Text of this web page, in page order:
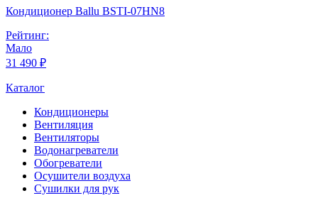
Кондиционер Ballu BSTI-07HN8
Рейтинг:
Мало
31 490 ₽
Каталог
Кондиционеры
Вентиляция
Вентиляторы
Водонагреватели
Обогреватели
Осушители воздуха
Сушилки для рук